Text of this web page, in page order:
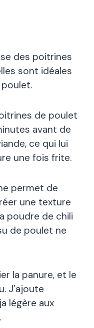
des poitrines
sont idéales
de poulet
avant de
ce qui lui
une fois frite.
permet de
une texture
poudre de chili
de poulet ne
la panure, et le
J’ajoute
légère aux